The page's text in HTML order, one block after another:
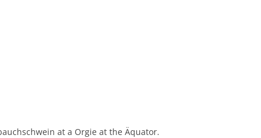
at a Orgie at the Äquator.